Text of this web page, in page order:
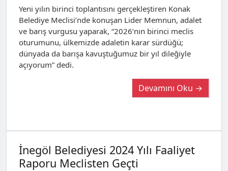
Yeni yılın birinci toplantısını gerçekleştiren Konak
Belediye Meclisi’nde konuşan Lider Memnun, adalet
ve barış vurgusu yaparak, “2026’nın birinci meclis
oturumunu, ülkemizde adaletin karar sürdüğü;
dünyada da barışa kavuştuğumuz bir yıl dileğiyle
açıyorum” dedi.
Devamını Oku →
İnegöl Belediyesi 2024 Yılı Faaliyet
Raporu Meclisten Geçti